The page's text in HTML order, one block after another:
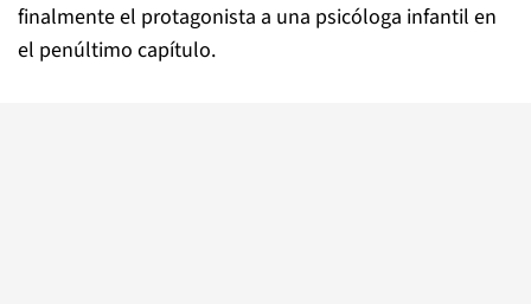
finalmente el protagonista a una psicóloga infantil en
el penúltimo capítulo.